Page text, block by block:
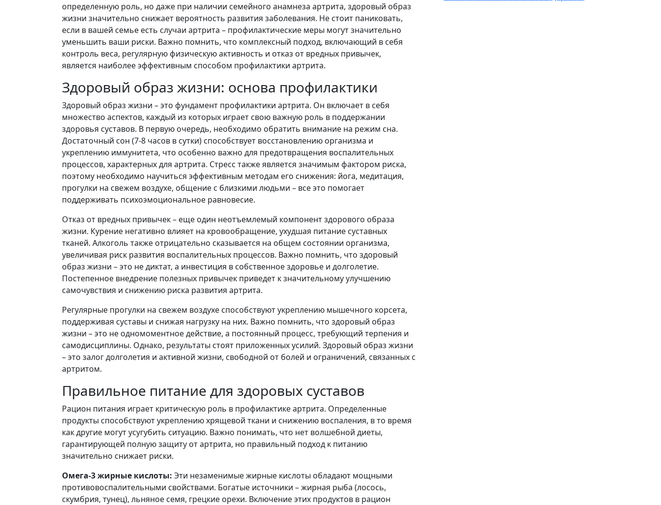
определенную роль, но даже при наличии семейного анамнеза артрита, здоровый образ
жизни значительно снижает вероятность развития заболевания. Не стоит паниковать,
если в вашей семье есть случаи артрита – профилактические меры могут значительно
уменьшить ваши риски. Важно помнить, что комплексный подход, включающий в себя
контроль веса, регулярную физическую активность и отказ от вредных привычек,
является наиболее эффективным способом профилактики артрита.
Здоровый образ жизни: основа профилактики
Здоровый образ жизни – это фундамент профилактики артрита. Он включает в себя
множество аспектов, каждый из которых играет свою важную роль в поддержании
здоровья суставов. В первую очередь, необходимо обратить внимание на режим сна.
Достаточный сон (7-8 часов в сутки) способствует восстановлению организма и
укреплению иммунитета, что особенно важно для предотвращения воспалительных
процессов, характерных для артрита. Стресс также является значимым фактором риска,
поэтому необходимо научиться эффективным методам его снижения: йога, медитация,
прогулки на свежем воздухе, общение с близкими людьми – все это помогает
поддерживать психоэмоциональное равновесие.
Отказ от вредных привычек – еще один неотъемлемый компонент здорового образа
жизни. Курение негативно влияет на кровообращение, ухудшая питание суставных
тканей. Алкоголь также отрицательно сказывается на общем состоянии организма,
увеличивая риск развития воспалительных процессов. Важно помнить, что здоровый
образ жизни – это не диктат, а инвестиция в собственное здоровье и долголетие.
Постепенное внедрение полезных привычек приведет к значительному улучшению
самочувствия и снижению риска развития артрита.
Регулярные прогулки на свежем воздухе способствуют укреплению мышечного корсета,
поддерживая суставы и снижая нагрузку на них. Важно помнить, что здоровый образ
жизни – это не одномоментное действие, а постоянный процесс, требующий терпения и
самодисциплины. Однако, результаты стоят приложенных усилий. Здоровый образ жизни
– это залог долголетия и активной жизни, свободной от болей и ограничений, связанных с
артритом.
Правильное питание для здоровых суставов
Рацион питания играет критическую роль в профилактике артрита. Определенные
продукты способствуют укреплению хрящевой ткани и снижению воспаления, в то время
как другие могут усугубить ситуацию. Важно понимать, что нет волшебной диеты,
гарантирующей полную защиту от артрита, но правильный подход к питанию
значительно снижает риски.
Омега-3 жирные кислоты: Эти незаменимые жирные кислоты обладают мощными
противовоспалительными свойствами. Богатые источники – жирная рыба (лосось,
скумбрия, тунец), льняное семя, грецкие орехи. Включение этих продуктов в рацион